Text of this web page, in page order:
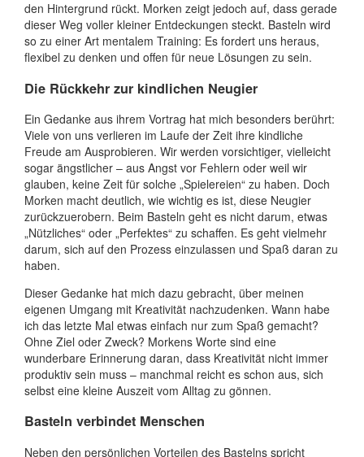
den Hintergrund rückt. Morken zeigt jedoch auf, dass gerade
dieser Weg voller kleiner Entdeckungen steckt. Basteln wird
so zu einer Art mentalem Training: Es fordert uns heraus,
flexibel zu denken und offen für neue Lösungen zu sein.
Die Rückkehr zur kindlichen Neugier
Ein Gedanke aus ihrem Vortrag hat mich besonders berührt:
Viele von uns verlieren im Laufe der Zeit ihre kindliche
Freude am Ausprobieren. Wir werden vorsichtiger, vielleicht
sogar ängstlicher – aus Angst vor Fehlern oder weil wir
glauben, keine Zeit für solche „Spielereien“ zu haben. Doch
Morken macht deutlich, wie wichtig es ist, diese Neugier
zurückzuerobern. Beim Basteln geht es nicht darum, etwas
„Nützliches“ oder „Perfektes“ zu schaffen. Es geht vielmehr
darum, sich auf den Prozess einzulassen und Spaß daran zu
haben.
Dieser Gedanke hat mich dazu gebracht, über meinen
eigenen Umgang mit Kreativität nachzudenken. Wann habe
ich das letzte Mal etwas einfach nur zum Spaß gemacht?
Ohne Ziel oder Zweck? Morkens Worte sind eine
wunderbare Erinnerung daran, dass Kreativität nicht immer
produktiv sein muss – manchmal reicht es schon aus, sich
selbst eine kleine Auszeit vom Alltag zu gönnen.
Basteln verbindet Menschen
Neben den persönlichen Vorteilen des Bastelns spricht